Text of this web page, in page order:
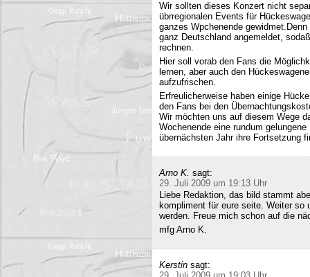
Wir sollten dieses Konzert nicht
übrregionalen Events für
ganzes Wpchenende
ganz Deutschland angemeldet,
rechnen.
Hier soll vorab den Fans die
lernen, aber auch den
aufzufrischen.
Erfreulicherweise haben einige
den Fans bei den
Wir möchten uns auf diesem Wege
Wochenende eine rundum
übernächsten Jahr ihre Fortsetzung
Arno K. sagt:
29. Juli 2009 um 19:13 Uhr
Liebe Redaktion, das bild stammt
kompliment für eure seite. Weiter so
werden. Freue mich schon auf die
mfg Arno K.
Kerstin sagt: